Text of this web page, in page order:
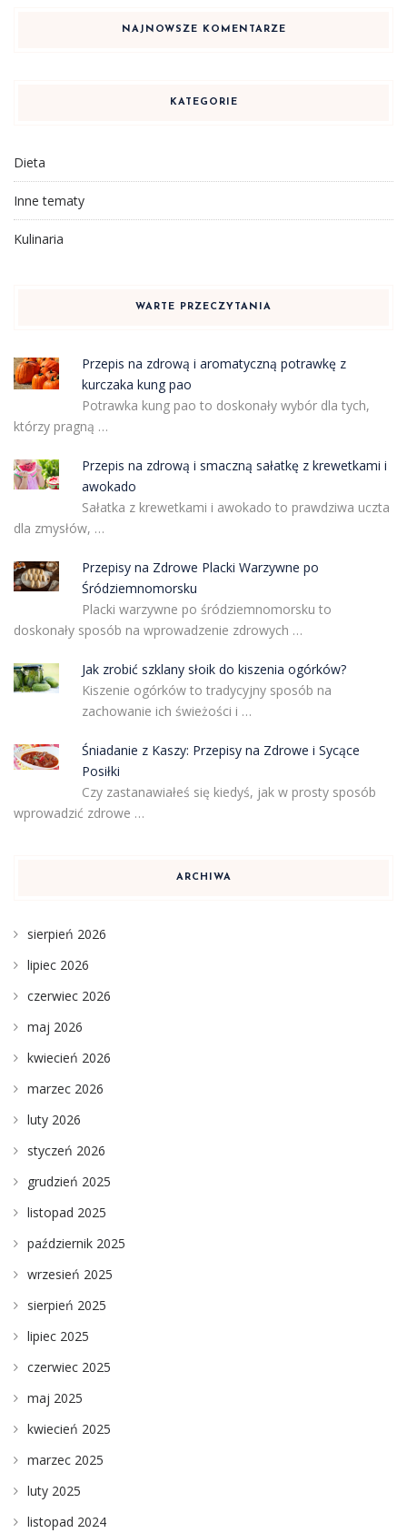
NAJNOWSZE KOMENTARZE
KATEGORIE
Dieta
Inne tematy
Kulinaria
WARTE PRZECZYTANIA
Przepis na zdrową i aromatyczną potrawkę z
kurczaka kung pao
Potrawka kung pao to doskonały wybór dla tych,
którzy pragną …
Przepis na zdrową i smaczną sałatkę z krewetkami i
awokado
Sałatka z krewetkami i awokado to prawdziwa uczta
dla zmysłów, …
Przepisy na Zdrowe Placki Warzywne po
Śródziemnomorsku
Placki warzywne po śródziemnomorsku to
doskonały sposób na wprowadzenie zdrowych …
Jak zrobić szklany słoik do kiszenia ogórków?
Kiszenie ogórków to tradycyjny sposób na
zachowanie ich świeżości i …
Śniadanie z Kaszy: Przepisy na Zdrowe i Sycące
Posiłki
Czy zastanawiałeś się kiedyś, jak w prosty sposób
wprowadzić zdrowe …
ARCHIWA
sierpień 2026
lipiec 2026
czerwiec 2026
maj 2026
kwiecień 2026
marzec 2026
luty 2026
styczeń 2026
grudzień 2025
listopad 2025
październik 2025
wrzesień 2025
sierpień 2025
lipiec 2025
czerwiec 2025
maj 2025
kwiecień 2025
marzec 2025
luty 2025
listopad 2024